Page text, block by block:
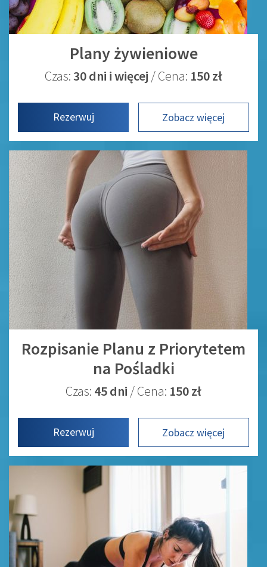
Plany żywieniowe
Czas: 30 dni i więcej / Cena: 150 zł
Rezerwuj Zobacz więcej
Rozpisanie Planu z Priorytetem
na Pośladki
Czas: 45 dni / Cena: 150 zł
Rezerwuj Zobacz więcej